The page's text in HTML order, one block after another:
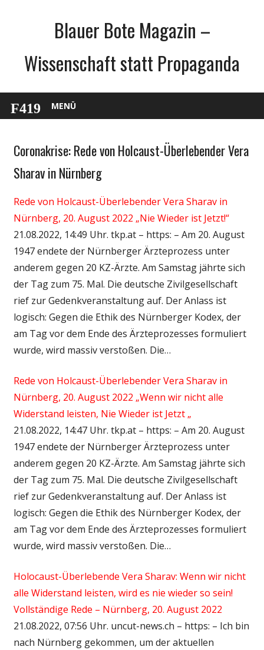
Blauer Bote Magazin –
Wissenschaft statt Propaganda
MENÜ
Gesellschaft
Wirtschaft
Wissenschaft
Coronakrise: Rede von Holcaust-Überlebender Vera
Sharav in Nürnberg
Rede von Holcaust-Überlebender Vera Sharav in
Nürnberg, 20. August 2022 „Nie Wieder ist Jetzt!“
21.08.2022, 14:49 Uhr. tkp.at – https: – Am 20. August
1947 endete der Nürnberger Ärzteprozess unter
anderem gegen 20 KZ-Ärzte. Am Samstag jährte sich
der Tag zum 75. Mal. Die deutsche Zivilgesellschaft
rief zur Gedenkveranstaltung auf. Der Anlass ist
logisch: Gegen die Ethik des Nürnberger Kodex, der
am Tag vor dem Ende des Ärzteprozesses formuliert
wurde, wird massiv verstoßen. Die…
Rede von Holcaust-Überlebender Vera Sharav in
Nürnberg, 20. August 2022 „Wenn wir nicht alle
Widerstand leisten, Nie Wieder ist Jetzt „
21.08.2022, 14:47 Uhr. tkp.at – https: – Am 20. August
1947 endete der Nürnberger Ärzteprozess unter
anderem gegen 20 KZ-Ärzte. Am Samstag jährte sich
der Tag zum 75. Mal. Die deutsche Zivilgesellschaft
rief zur Gedenkveranstaltung auf. Der Anlass ist
logisch: Gegen die Ethik des Nürnberger Kodex, der
am Tag vor dem Ende des Ärzteprozesses formuliert
wurde, wird massiv verstoßen. Die…
Holocaust-Überlebende Vera Sharav: Wenn wir nicht
alle Widerstand leisten, wird es nie wieder so sein!
Vollständige Rede – Nürnberg, 20. August 2022
21.08.2022, 07:56 Uhr. uncut-news.ch – https: – Ich bin
nach Nürnberg gekommen, um der aktuellen